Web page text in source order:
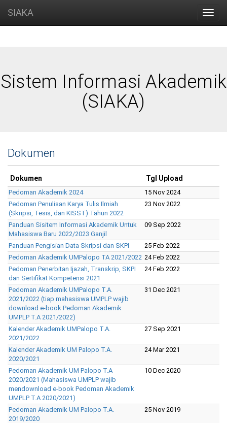
SIAKA
Sistem Informasi Akademik
(SIAKA)
Dokumen
Dokumen Tgl Upload
Pedoman Akademik 2024
15 Nov 2024
Pedoman Penulisan Karya Tulis Ilmiah
(Skripsi, Tesis, dan KISST) Tahun 2022
23 Nov 2022
Panduan Sisitem Informasi Akademik Untuk
Mahasiswa Baru 2022/2023 Ganjil
09 Sep 2022
Panduan Pengisian Data Skripsi dan SKPI
25 Feb 2022
Pedoman Akademik UMPalopo TA 2021/2022 24 Feb 2022
Pedoman Penerbitan Ijazah, Transkrip, SKPI
dan Sertifikat Kompetensi 2021
24 Feb 2022
Pedoman Akademik UMPalopo T.A.
2021/2022 (tiap mahasiswa UMPLP wajib
download e-book Pedoman Akademik
UMPLP T.A 2021/2022)
31 Dec 2021
Kalender Akademik UMPalopo T.A.
2021/2022
27 Sep 2021
Kalender Akademik UM Palopo T.A.
2020/2021
24 Mar 2021
Pedoman Akademik UM Palopo T.A
2020/2021 (Mahasiswa UMPLP wajib
mendownload e-book Pedoman Akademik
UMPLP T.A 2020/2021)
10 Dec 2020
Pedoman Akademik UM Palopo T.A.
2019/2020
25 Nov 2019